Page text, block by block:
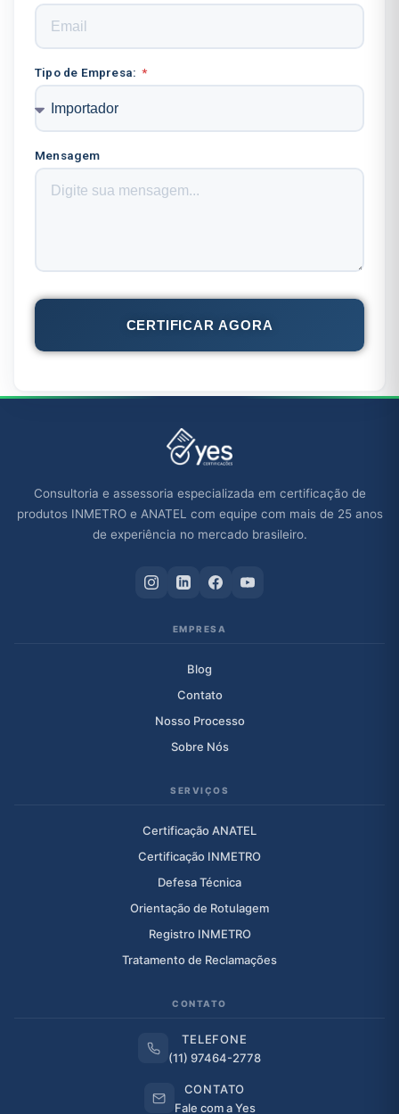
Tipo de Empresa:
Mensagem
CERTIFICAR AGORA
Consultoria e assessoria especializada em certificação de
produtos INMETRO e ANATEL com equipe com mais de 25 anos
de experiência no mercado brasileiro.
EMPRESA
Blog
Contato
Nosso Processo
Sobre Nós
SERVIÇOS
Certificação ANATEL
Certificação INMETRO
Defesa Técnica
Orientação de Rotulagem
Registro INMETRO
Tratamento de Reclamações
CONTATO
TELEFONE
(11) 97464-2778
CONTATO
Fale com a Yes